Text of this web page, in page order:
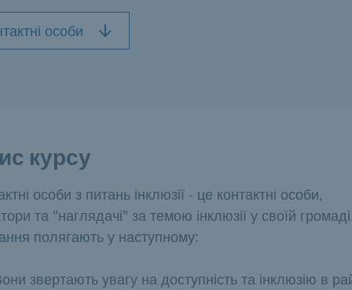
особи
курсу
особи з питань інклюзії - це контактні особи,
та "наглядачі" за темою інклюзії у своїй
полягають у наступному:
звертають увагу на доступність та інклюзію в